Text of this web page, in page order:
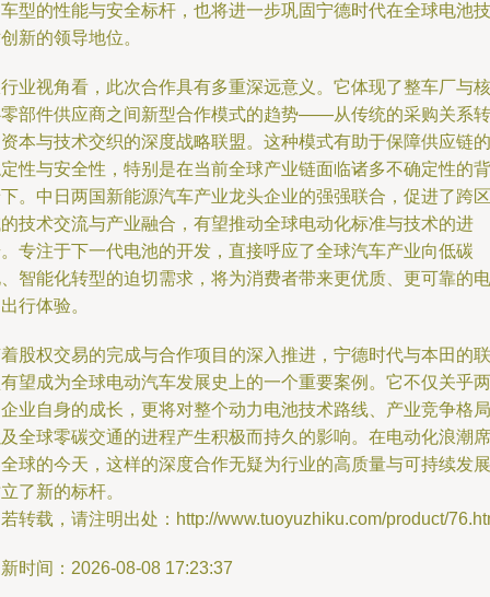
型的性能与安全标杆，也将进一步巩固宁德时代在全球电池技
新的领导地位。
业视角看，此次合作具有多重深远意义。它体现了整车厂与核
部件供应商之间新型合作模式的趋势——从传统的采购关系转
本与技术交织的深度战略联盟。这种模式有助于保障供应链的
性与安全性，特别是在当前全球产业链面临诸多不确定性的背
。中日两国新能源汽车产业龙头企业的强强联合，促进了跨区
技术交流与产业融合，有望推动全球电动化标准与技术的进
专注于下一代电池的开发，直接呼应了全球汽车产业向低碳
智能化转型的迫切需求，将为消费者带来更优质、更可靠的电
行体验。
股权交易的完成与合作项目的深入推进，宁德时代与本田的联
望成为全球电动汽车发展史上的一个重要案例。它不仅关乎两
业自身的成长，更将对整个动力电池技术路线、产业竞争格局
全球零碳交通的进程产生积极而持久的影响。在电动化浪潮席
球的今天，这样的深度合作无疑为行业的高质量与可持续发展
了新的标杆。
转载，请注明出处：http://www.tuoyuzhiku.com/product/
时间：2026-08-08 17:23:37